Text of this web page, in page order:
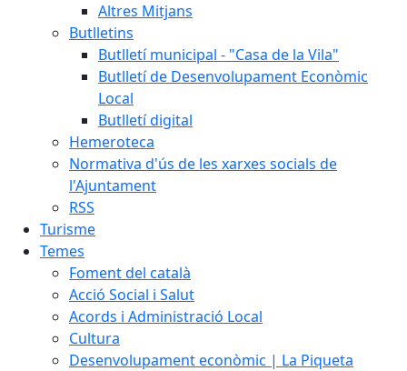
Altres Mitjans
Butlletins
Butlletí municipal - "Casa de la Vila"
Butlletí de Desenvolupament Econòmic
Local
Butlletí digital
Hemeroteca
Normativa d'ús de les xarxes socials de
l'Ajuntament
RSS
Turisme
Temes
Foment del català
Acció Social i Salut
Acords i Administració Local
Cultura
Desenvolupament econòmic | La Piqueta